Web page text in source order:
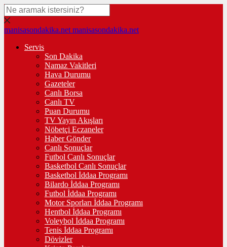
manisasondakika.net manisasondakika.net
Servis
Son Dakika
Namaz Vakitleri
Hava Durumu
Gazeteler
Canlı Borsa
Canlı TV
Puan Durumu
TV Yayın Akışları
Nöbetçi Eczaneler
Haber Gönder
Canlı Sonuçlar
Futbol Canlı Sonuçlar
Basketbol Canlı Sonuçlar
Basketbol İddaa Programı
Bilardo İddaa Programı
Futbol İddaa Programı
Motor Sporları İddaa Programı
Hentbol İddaa Programı
Voleybol İddaa Programı
Tenis İddaa Programı
Dövizler